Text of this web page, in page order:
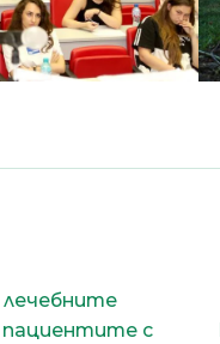
пациентите с